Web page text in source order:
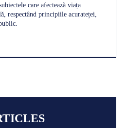
care afectează viața
respectând principiile acurateței,